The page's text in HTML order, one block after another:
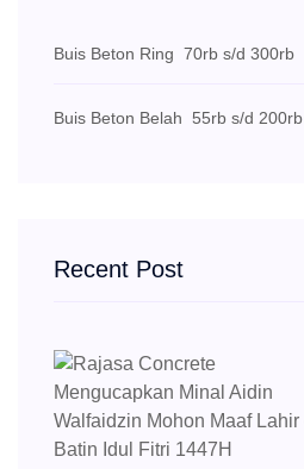
Buis Beton Ring 70rb s/d 300rb
Buis Beton Belah 55rb s/d 200rb
Recent Post